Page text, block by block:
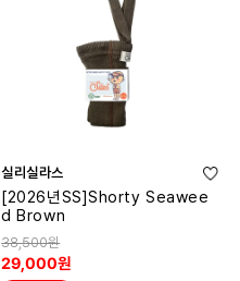
실리실라스
[2026년SS]Shorty Seawee
d Brown
38,500원
29,000원